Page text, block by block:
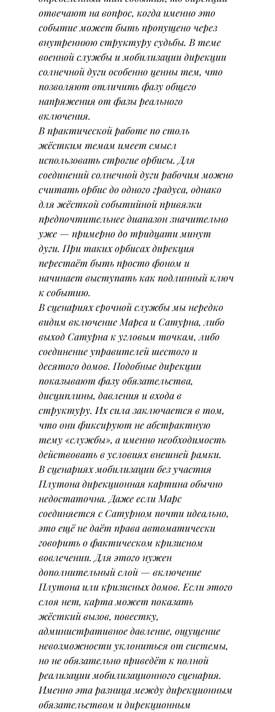
отвечают на вопрос, когда именно это
событие может быть пропущено через
внутреннюю структуру судьбы. В теме
военной службы и мобилизации дирекции
солнечной дуги особенно ценны тем, что
позволяют отличить фазу общего
напряжения от фазы реального
включения.
В практической работе по столь
жёстким темам имеет смысл
использовать строгие орбисы. Для
соединений солнечной дуги рабочим можно
считать орбис до одного градуса, однако
для жёсткой событийной привязки
предпочтительнее диапазон значительно
уже — примерно до тридцати минут
дуги. При таких орбисах дирекция
перестаёт быть просто фоном и
начинает выступать как подлинный ключ
к событию.
В сценариях срочной службы мы нередко
видим включение Марса и Сатурна, либо
выход Сатурна к угловым точкам, либо
соединение управителей шестого и
десятого домов. Подобные дирекции
показывают фазу обязательства,
дисциплины, давления и входа в
структуру. Их сила заключается в том,
что они фиксируют не абстрактную
тему «службы», а именно необходимость
действовать в условиях внешней рамки.
В сценариях мобилизации без участия
Плутона дирекционная картина обычно
недостаточна. Даже если Марс
соединяется с Сатурном почти идеально,
это ещё не даёт права автоматически
говорить о фактическом кризисном
вовлечении. Для этого нужен
дополнительный слой — включение
Плутона или кризисных домов. Если этого
слоя нет, карта может показать
жёсткий вызов, повестку,
административное давление, ощущение
невозможности уклониться от системы,
но не обязательно приведёт к полной
реализации мобилизационного сценария.
Именно эта разница между дирекционным
обязательством и дирекционным